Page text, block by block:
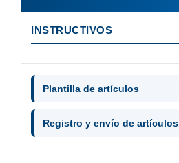
INSTRUCTIVOS
Plantilla de artículos
Registro y envío de artículos